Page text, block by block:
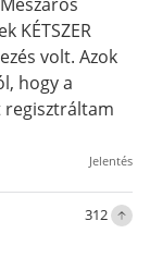
KÉTSZER
volt. Azok
hogy a
regisztráltam
Jelentés
312